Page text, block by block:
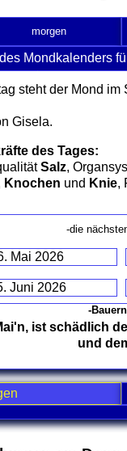
morgen
Mondkalenders
steht der Mond im
Gisela.
des Tages:
Salz,
Knochen und Knie,
-die
Mai 2026
Juni 2026
-
ist schädlich
und